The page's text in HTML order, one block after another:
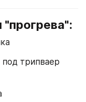
"прогрева":
трипваер